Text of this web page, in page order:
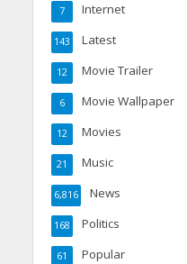
Internet
7
Latest
143
Movie Trailer
12
Movie Wallpaper
6
Movies
12
Music
21
News
6,816
Politics
168
Popular
61